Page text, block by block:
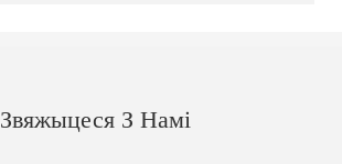
Звяжыцеся З Намі